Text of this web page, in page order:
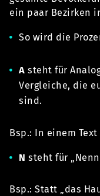
ein paar Bezirken
So wird die
A steht für
Vergleiche, die
sind.
Bsp.: In einem
Nsteht für
Bsp.: Statt „das